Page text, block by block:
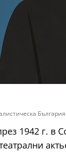
1942 г. в